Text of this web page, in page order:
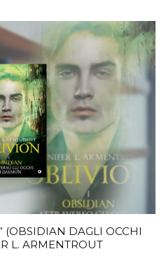
(OBSIDIAN DAGLI OCCHI
L. ARMENTROUT